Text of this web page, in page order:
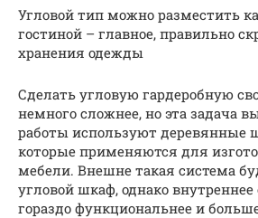
Угловой тип можно разместить
гостиной – главное, правильно
хранения одежды
Сделать угловую гардеробную
немного сложнее, но эта задача
работы используют
которые применяются для
мебели. Внешне такая система
угловой шкаф, однако внутреннее
гораздо функциональнее и